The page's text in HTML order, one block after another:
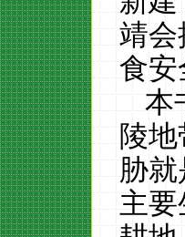
靖会
食安
本
陵地
胁就
主要